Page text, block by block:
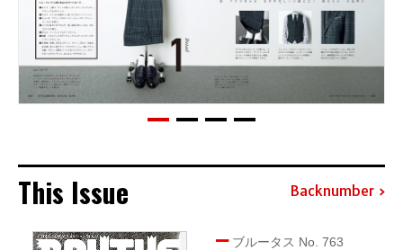
This Issue Backnumber
ブルータス No. 763